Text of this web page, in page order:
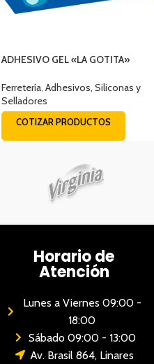
ADHESIVO GEL «LA GOTITA»
Ferretería Adhesivos, Siliconas y
Selladores
COTIZAR PRODUCTOS
Horario de
Atención
Lunes a Viernes 09:00 -
18:00
Sábado 09:00 - 13:00
Av. Brasil 864, Linares